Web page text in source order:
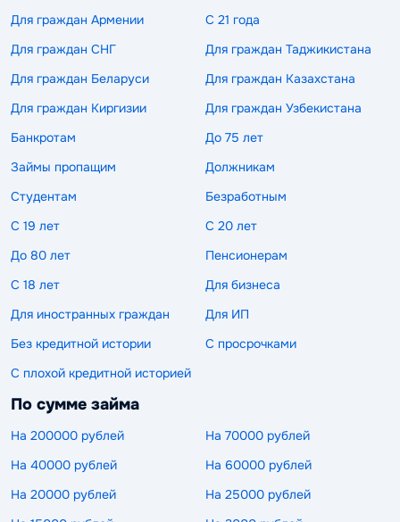
Для граждан Армении
С 21 года
Для граждан СНГ
Для граждан Таджикистана
Для граждан Беларуси
Для граждан Казахстана
Для граждан Киргизии
Для граждан Узбекистана
Банкротам
До 75 лет
Займы пропащим
Должникам
Студентам
Безработным
С 19 лет
С 20 лет
До 80 лет
Пенсионерам
С 18 лет
Для бизнеса
Для иностранных граждан
Для ИП
Без кредитной истории
С просрочками
С плохой кредитной историей
По сумме займа
На 200000 рублей
На 70000 рублей
На 40000 рублей
На 60000 рублей
На 20000 рублей
На 25000 рублей